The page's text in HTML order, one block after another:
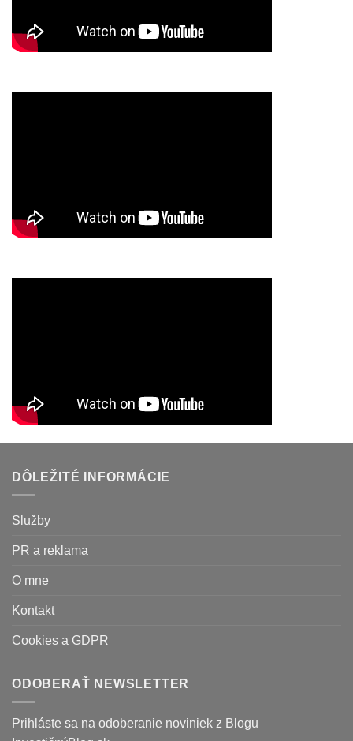
DÔLEŽITÉ INFORMÁCIE
Služby
PR a reklama
O mne
Kontakt
Cookies a GDPR
ODOBERAŤ NEWSLETTER
Prihláste sa na odoberanie noviniek z Blogu